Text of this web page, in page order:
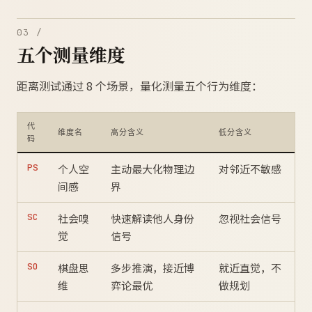
03 /
五个测量维度
距离测试通过 8 个场景，量化测量五个行为维度：
代
码
维度名 高分含义 低分含义
PS
个人空
间感
主动最大化物理边
界
对邻近不敏感
SC
社会嗅
觉
快速解读他人身份
信号
忽视社会信号
SO
棋盘思
维
多步推演，接近博
弈论最优
就近直觉，不
做规划